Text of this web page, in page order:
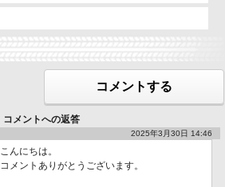
コメントする
コメントへの返答
2025年3月30日 14:46
こんにちは。
コメントありがとうございます。